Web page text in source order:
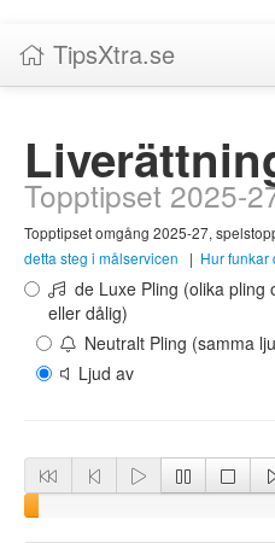
TipsXtra.se
Tabeller
Livescore!
Tipsförslag
Statistik
Liverättning
Om TipsXtra.se
Topptipset 2025-
Topptipset omgång 2025-27,
detta steg i målservicen
| Hur funkar
de Luxe Pling (olika
eller dålig)
Neutralt Pling (samma
Ljud av